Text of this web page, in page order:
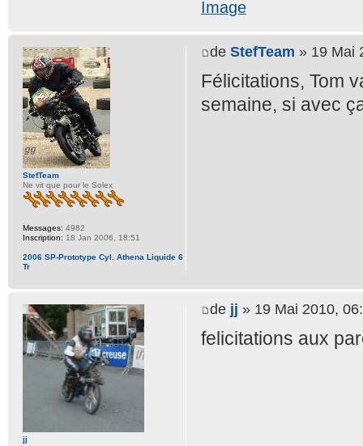
de StefTeam » 19 Mai
Félicitations, Tom
semaine, si avec
StefTeam
Ne vit que pour le Solex
Messages: 4982
Inscription: 18 Jan 2006, 18:51
2006 SP-Prototype Cyl. Athena Liquide 6
Tr
de jj » 19 Mai 2010,
felicitations aux
jj